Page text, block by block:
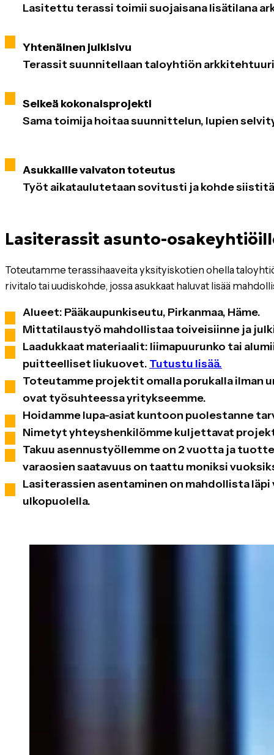
Lasitettu terassi toimii suojaisana lisätilana
Yhtenäinen julkisivu
Terassit suunnitellaan taloyhtiön
Selkeä kokonaisprojekti
Sama toimija hoitaa suunnittelun, lupien
Asukkaille vaivaton toteutus
Työt aikataulutetaan sovitusti ja kohde
Lasiterassit asunto-
Toteutamme terassihaaveita yksityiskotien ohella
rivitalo tai uudiskohde, jossa asukkaat haluvat lisää
Alueet: Pääkaupunkiseutu, Pirkanmaa, Häme.
Mittatilaustyö mahdollistaa toiveisiinne ja
Laadukkaat materiaalit: liimapuurunko tai
puitteelliset liukuovet. Tutustu lisää.
Toteutamme projektit omalla porukalla ilman
ovat työsuhteessa yritykseemme.
Hoidamme lupa-asiat kuntoon puolestanne
Nimetyt yhteyshenkilömme kuljettavat
Takuu asennustyöllemme on 2 vuotta ja
varaosien saatavuus on taattu moniksi
Lasiterassien asentaminen on mahdollista
ulkopuolella.